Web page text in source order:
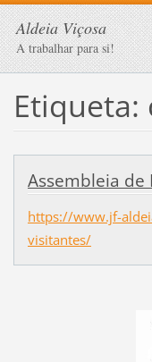
Aldeia Viçosa
A trabalhar para si!
Etiqueta:
Assembleia
https://www.jf-
visitantes/